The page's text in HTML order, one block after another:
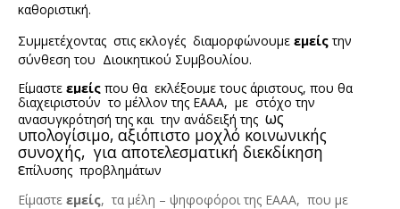
καθοριστική.
Συμμετέχοντας στις εκλογές διαμορφώνουμε εμείςτην
σύνθεση του Διοικητικού Συμβουλίου.
Είμαστε εμείς που θα εκλέξουμε τους άριστους, που θα
διαχειριστούν το μέλλον της ΕΑΑΑ, με στόχο την
ανασυγκρότησή της και την ανάδειξή της ως
υπολογίσιμο, αξιόπιστο μοχλό κοινωνικής
συνοχής, για αποτελεσματική διεκδίκηση
επίλυσης προβλημάτων
Είμαστε εμείς, τα μέλη – ψηφοφόροι της ΕΑΑΑ, που με